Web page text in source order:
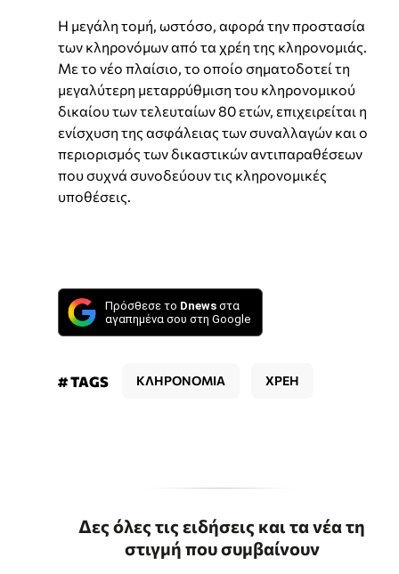
Η μεγάλη τομή, ωστόσο, αφορά την προστασία
των κληρονόμων από τα χρέη της κληρονομιάς.
Με το νέο πλαίσιο, το οποίο σηματοδοτεί τη
μεγαλύτερη μεταρρύθμιση του κληρονομικού
δικαίου των τελευταίων 80 ετών, επιχειρείται η
ενίσχυση της ασφάλειας των συναλλαγών και ο
περιορισμός των δικαστικών αντιπαραθέσεων
που συχνά συνοδεύουν τις κληρονομικές
υποθέσεις.
Πρόσθεσε το Dnews στα
αγαπημένα σου στη Google
# TAGS ΚΛΗΡΟΝΟΜΙΑ ΧΡΕΗ
Δες όλες τις ειδήσεις και τα νέα τη
στιγμή που συμβαίνουν